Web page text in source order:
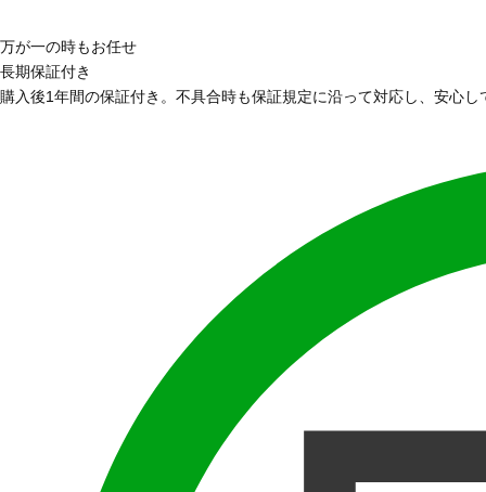
万が一の時もお任せ
長期保証付き
購入後1年間の保証付き。不具合時も保証規定に沿って対応し、安心